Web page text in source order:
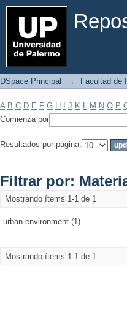
Filtrar por: Materia
DSpace Principal → Facultad de
A B C D E F G H J K L M N O P
Comienza por
Resultados por página:
Filtrar por:
Mostrando ítems 1-1 de 1
urban environment (1)
Mostrando ítems 1-1 de 1